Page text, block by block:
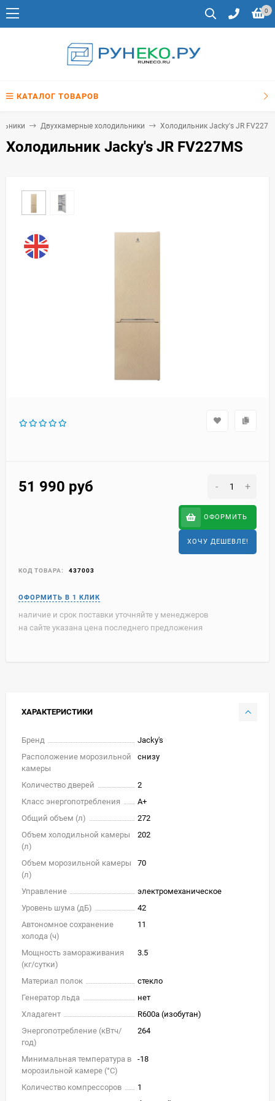
0
КАТАЛОГ ТОВАРОВ
Двухкамерные холодильники Холодильник Jacky's JR
Холодильник Jacky's JR FV227MS
51 990 руб - +
ОФОРМИТЬ
ХОЧУ ДЕШЕВЛЕ!
КОД ТОВАРА: 437003
наличие и срок поставки уточняйте у менеджеров
на сайте указана цена последнего предложения
ХАРАКТЕРИСТИКИ
Бренд
Jacky's
Расположение морозильной
камеры
снизу
Количество дверей
2
Класс энергопотребления
A+
Общий объем (л)
272
Объем холодильной камеры
(л)
202
Объем морозильной камеры
(л)
70
Управление
электромеханическое
Уровень шума (дБ)
42
Автономное сохранение
холода (ч)
11
Мощность замораживания
(кг/cутки)
3.5
Материал полок
стекло
Генератор льда
нет
Хладагент
R600a (изобутан)
Энергопотребление (кВтч/
год)
264
Минимальная температура в
морозильной камере (°C)
-18
Количество компрессоров
1